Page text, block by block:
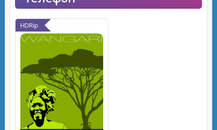
HDRip